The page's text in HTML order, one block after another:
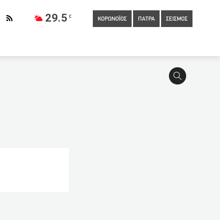
29.5 C
ΚΟΡΩΝΟΪΟΣ ΠΑΤΡΑ ΣΕΙΣΜΟΣ
στην ιστιοπλοΐα και το ναυτικό τουρισμό της
55% των Ελλήνων επιλέγει 1 από τα 4 διαθέσιμα